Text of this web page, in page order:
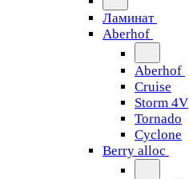
Ламинат
Aberhof
Aberhof
Cruise
Storm 4V
Tornado
Сyclone
Berry alloc